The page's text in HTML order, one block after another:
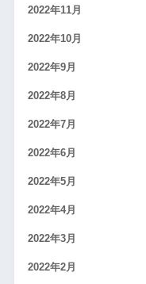
2022年11月
2022年10月
2022年9月
2022年8月
2022年7月
2022年6月
2022年5月
2022年4月
2022年3月
2022年2月